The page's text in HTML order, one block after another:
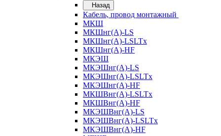
Назад
Кабель, провод монтажный
МКШ
МКШнг(А)-LS
МКШнг(А)-LSLTx
МКШнг(А)-HF
МКЭШ
МКЭШнг(А)-LS
МКЭШнг(А)-LSLTx
МКЭШнг(А)-HF
МКШВнг(A)-LSLTx
МКШВнг(А)-HF
МКЭШВнг(А)-LS
МКЭШВнг(A)-LSLTx
МКЭШВнг(А)-HF